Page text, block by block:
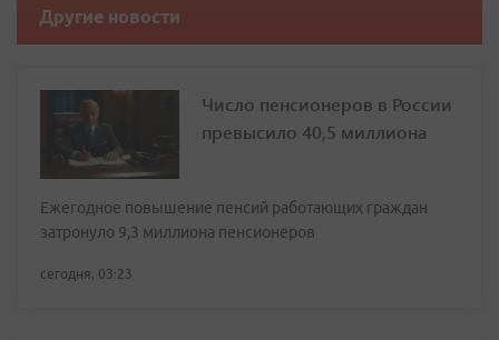
Другие новости
Число пенсионеров в России
превысило 40,5 миллиона
Ежегодное повышение пенсий работающих граждан
затронуло 9,3 миллиона пенсионеров
сегодня, 03:23